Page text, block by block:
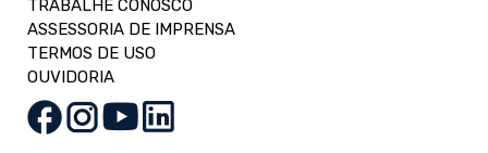
TRABALHE CONOSCO
ASSESSORIA DE IMPRENSA
TERMOS DE USO
OUVIDORIA